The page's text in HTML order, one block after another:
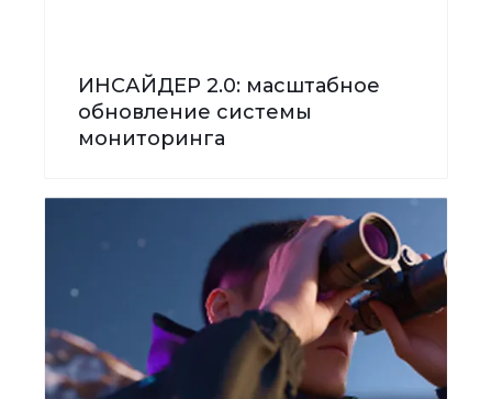
ИНСАЙДЕР 2.0: масштабное
обновление системы
мониторинга